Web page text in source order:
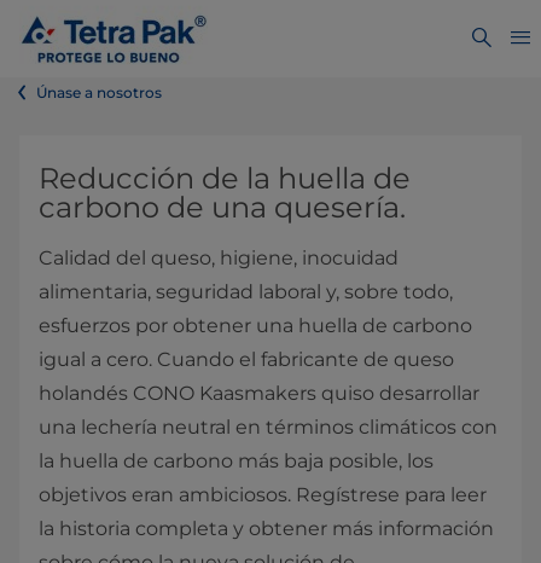
Únase a nosotros
Reducción de la huella de
carbono de una quesería.
Calidad del queso, higiene, inocuidad
alimentaria, seguridad laboral y, sobre todo,
esfuerzos por obtener una huella de carbono
igual a cero. Cuando el fabricante de queso
holandés CONO Kaasmakers quiso desarrollar
una lechería neutral en términos climáticos con
la huella de carbono más baja posible, los
objetivos eran ambiciosos. Regístrese para leer
la historia completa y obtener más información